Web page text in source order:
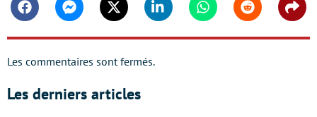
FacebookMessengerTwitter Linkedin WhatsappReddit
Les commentaires sont fermés.
Les derniers articles